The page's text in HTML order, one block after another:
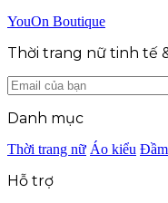
YouOn Boutique
Thời trang nữ tinh tế
Danh mục
Thời trang nữ Áo kiểu
Hỗ trợ